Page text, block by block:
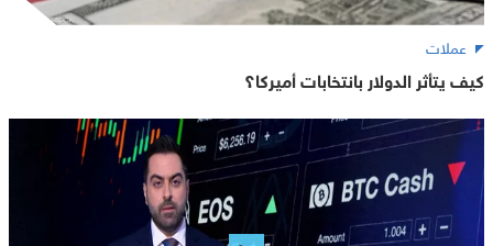
عملات
كيف يتأثر الدولار بانتخابات أميركا؟